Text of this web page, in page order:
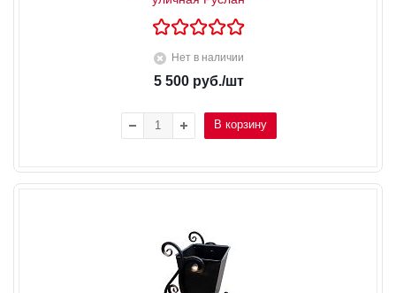
Нет в наличии
5 500руб./шт
В корзину